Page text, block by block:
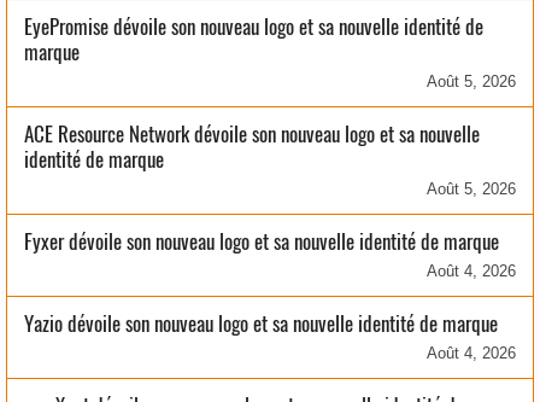
EyePromise dévoile son nouveau logo et sa nouvelle identité de
marque
Août 5, 2026
ACE Resource Network dévoile son nouveau logo et sa nouvelle
identité de marque
Août 5, 2026
Fyxer dévoile son nouveau logo et sa nouvelle identité de marque
Août 4, 2026
Yazio dévoile son nouveau logo et sa nouvelle identité de marque
Août 4, 2026